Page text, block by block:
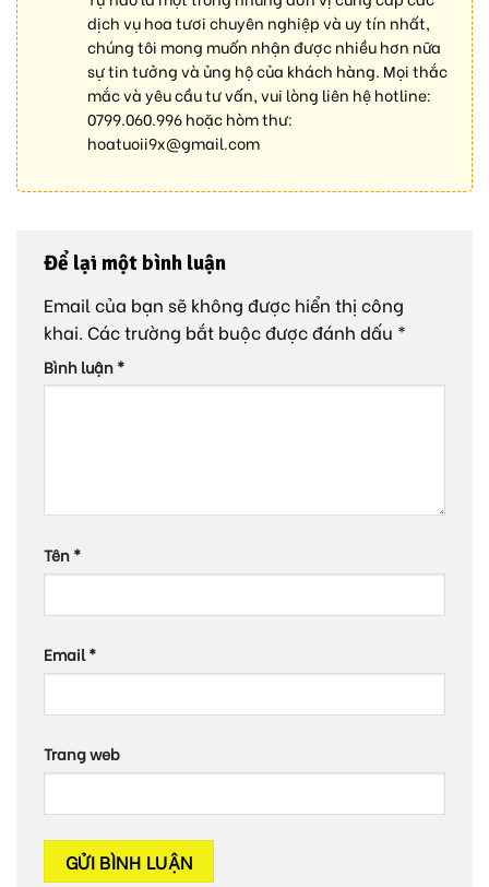
dịch vụ hoa tươi chuyên nghiệp và uy tín nhất,
chúng tôi mong muốn nhận được nhiều hơn nữa
sự tin tưởng và ủng hộ của khách hàng. Mọi thắc
mắc và yêu cầu tư vấn, vui lòng liên hệ hotline:
0799.060.996hoặc hòm thư:
hoatuoii9x@gmail.com
Để lại một bình luận
Email của bạn sẽ không được hiển thị công
khai. Các trường bắt buộc được đánh dấu *
Bình luận*
Tên*
Email*
Trang web